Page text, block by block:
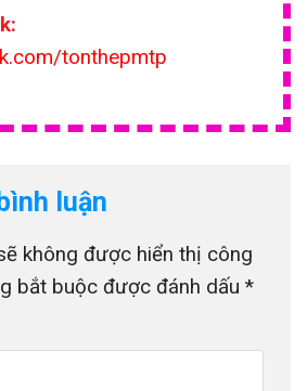
ưu điểm phù hợp với công
tonthepmtp
luận
không được hiển thị công
bắt buộc được đánh dấu *